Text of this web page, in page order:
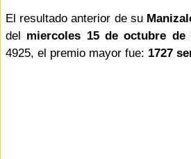
El resultado anterior de su
del miercoles 15 de octubre de
4925, el premio mayor fue: 1727